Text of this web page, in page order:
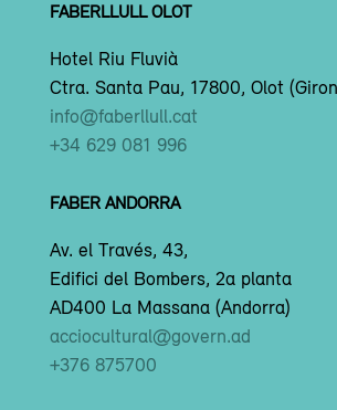
FABERLLULL OLOT
Hotel Riu Fluvià
Ctra. Santa Pau, 17800, Olot
info@faberllull.cat
+34 629 081 996
FABER ANDORRA
Av. el Través, 43,
Edifici del Bombers, 2a planta
AD400 La Massana (Andorra)
acciocultural@govern.ad
+376 875700